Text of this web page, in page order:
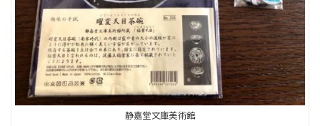
静嘉堂文庫美術館